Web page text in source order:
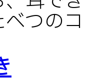
つの